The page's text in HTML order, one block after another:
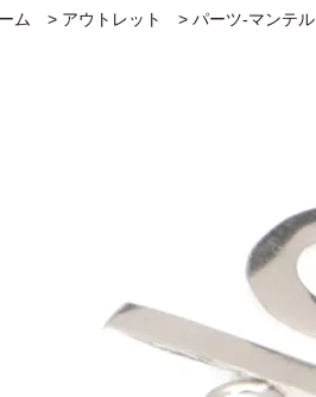
ム > アウトレット > パーツ-マンテル